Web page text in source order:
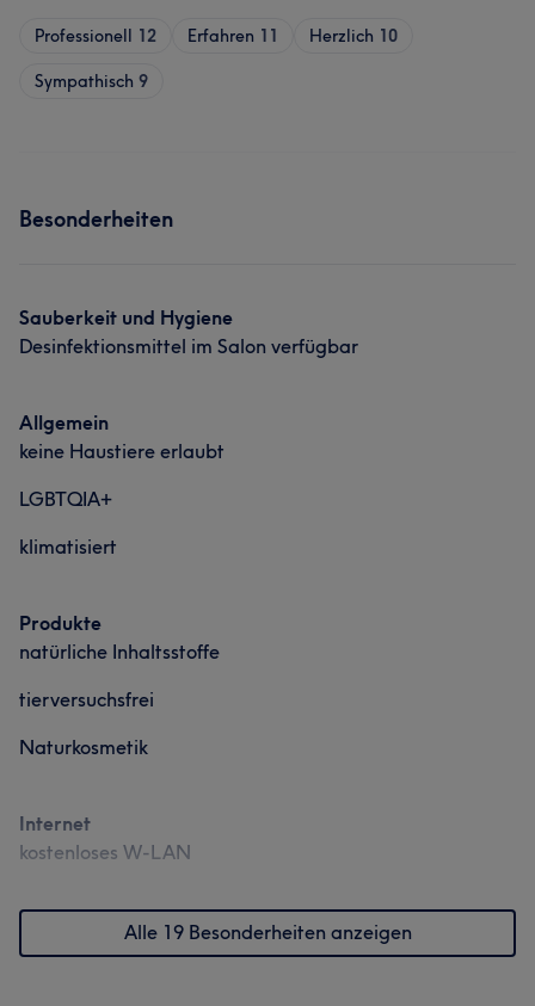
Professionell 12 Erfahren 11 Herzlich 10
Sympathisch 9
Besonderheiten
Sauberkeit und Hygiene
Desinfektionsmittel im Salon verfügbar
Allgemein
keine Haustiere erlaubt
LGBTQIA+
klimatisiert
Produkte
natürliche Inhaltsstoffe
tierversuchsfrei
Naturkosmetik
Internet
kostenloses W-LAN
Alle 19 Besonderheiten anzeigen